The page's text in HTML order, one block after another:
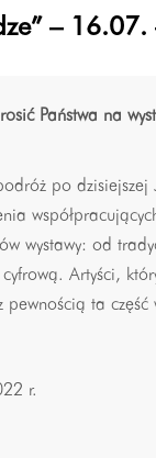
–
Państwa na
po
wystawy: od
Artyści,
ta
r.